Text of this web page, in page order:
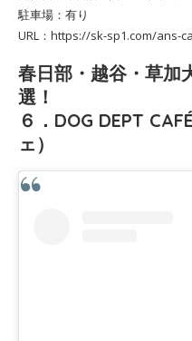
駐車場：有り
URL：https://sk-sp1.com/ans-
春日部・越谷・草加
選！
６．DOG DEPT
ェ）